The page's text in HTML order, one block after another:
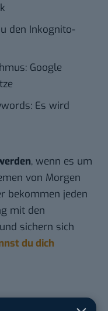
den Inkognito-
Google
Es wird
, wenn es um
von Morgen
bekommen jeden
mit den
sichern sich
du dich